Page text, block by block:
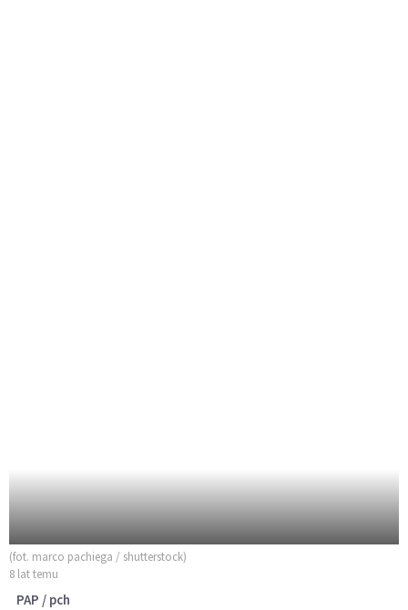
(fot. marco pachiega / shutterstock)
8 lat temu
PAP / pch